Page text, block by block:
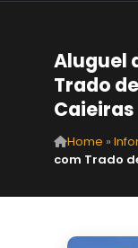
Aluguel
Trado
Caieiras
Home »
com Trado